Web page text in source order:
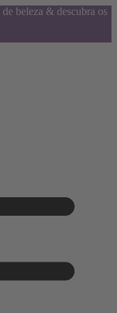
beleza & descubra os